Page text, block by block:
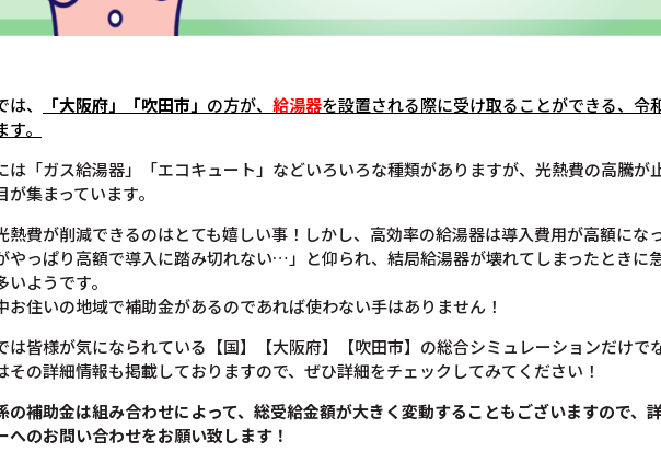
、 「大阪府」「吹田市」 の方が、 給湯器を設置される際に受け取ることができる、令
。
は「ガス給湯器」「エコキュート」などいろいろな種類がありますが、光熱費の高騰が
が集まっています。
熱費が削減できるのはとても嬉しい事！しかし、高効率の給湯器は導入費用が高額にな
やっぱり高額で導入に踏み切れない…」と仰られ、結局給湯器が壊れてしまったときに
いようです。
お住いの地域で補助金があるのであれば使わない手はありません！
は皆様が気になられている【国】【大阪府】【吹田市】の総合シミュレーションだけで
その詳細情報も掲載しておりますので、ぜひ詳細をチェックしてみてください！
の補助金は組み合わせによって、総受給金額が大きく変動することもございますので、
へのお問い合わせをお願い致します！